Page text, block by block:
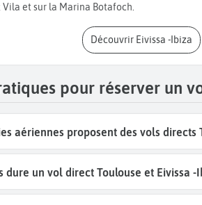
et sur la Marina Botafoch.
Découvrir Eivissa -Ibiza
pour réserver un
aériennes proposent des vols directs
dure un vol direct Toulouse et Eivissa -